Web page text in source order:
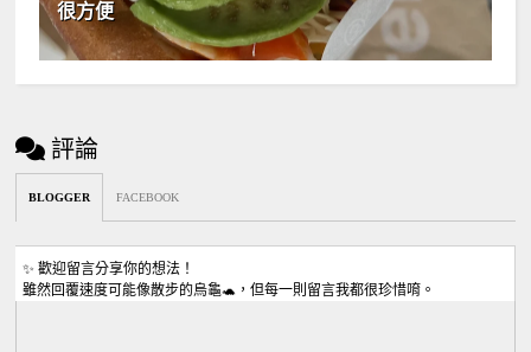
很方便
評論
BLOGGER FACEBOOK
✨ 歡迎留言分享你的想法！
雖然回覆速度可能像散步的烏龜🐢，但每一則留言我都很珍惜唷。